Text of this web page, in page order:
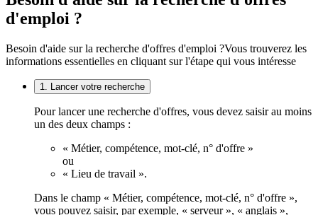
d'emploi ?
Besoin d'aide sur la recherche d'offres d'emploi ?Vous trouverez les
informations essentielles en cliquant sur l'étape qui vous intéresse
1. Lancer votre recherche
Pour lancer une recherche d'offres, vous devez saisir au moins
un des deux champs :
« Métier, compétence, mot-clé, n° d'offre »
ou
« Lieu de travail ».
Dans le champ « Métier, compétence, mot-clé, n° d'offre »,
vous pouvez saisir, par exemple, « serveur », « anglais »,